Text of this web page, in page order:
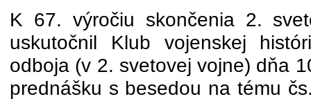
K 67. výročiu skončenia 2.
uskutočnil Klub vojenskej
odboja (v 2. svetovej vojne) dňa
prednášku s besedou na tému